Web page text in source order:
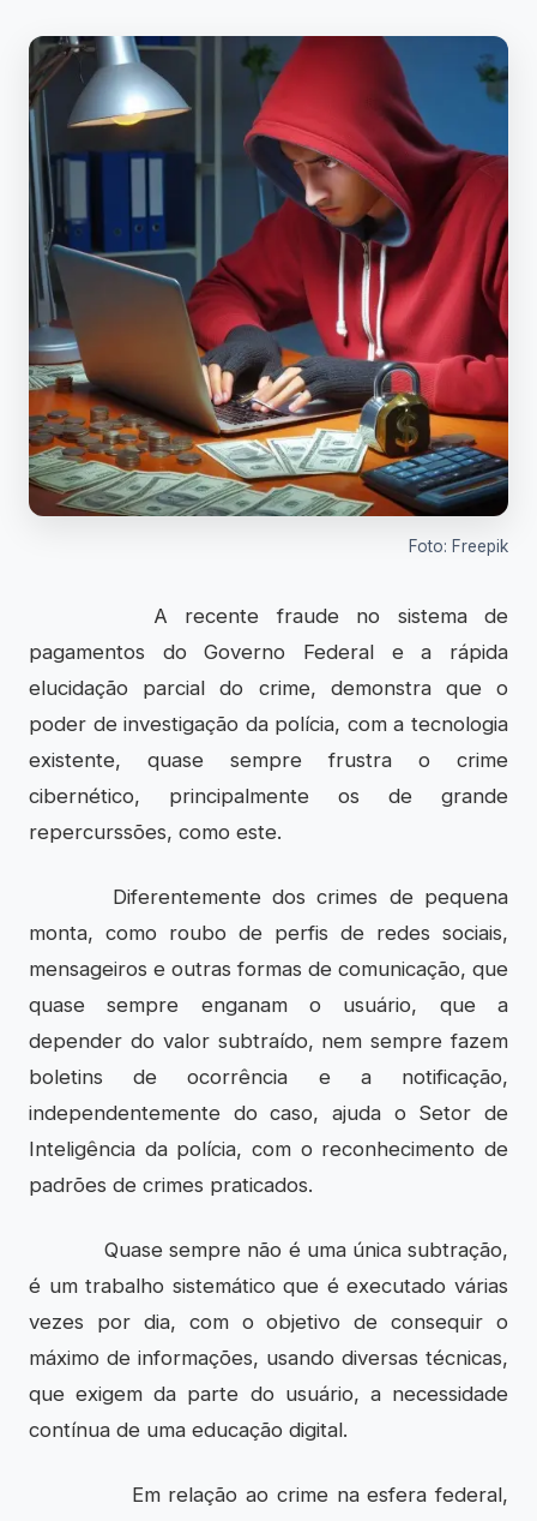
Foto: Freepik
A recente fraude no sistema de
pagamentos do Governo Federal e a rápida
elucidação parcial do crime, demonstra que o
poder de investigação da polícia, com a tecnologia
existente, quase sempre frustra o crime
cibernético, principalmente os de grande
repercurssões, como este.
Diferentemente dos crimes de pequena
monta, como roubo de perfis de redes sociais,
mensageiros e outras formas de comunicação, que
quase sempre enganam o usuário, que a
depender do valor subtraído, nem sempre fazem
boletins de ocorrência e a notificação,
independentemente do caso, ajuda o Setor de
Inteligência da polícia, com o reconhecimento de
padrões de crimes praticados.
Quase sempre não é uma única subtração,
é um trabalho sistemático que é executado várias
vezes por dia, com o objetivo de consequir o
máximo de informações, usando diversas técnicas,
que exigem da parte do usuário, a necessidade
contínua de uma educação digital.
Em relação ao crime na esfera federal,